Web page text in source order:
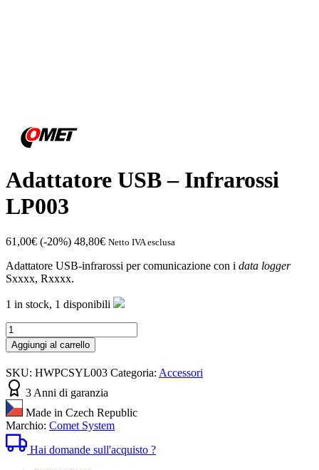
Adattatore USB – Infrarossi
LP003
61,00€ (-20%) 48,80€ Netto IVA esclusa
Adattatore USB-infrarossi per comunicazione con i data logger
Sxxxx, Rxxxx.
1 in stock, 1 disponibili
Adattatore
USB
-
Infrarossi
LP003
quantità
Aggiungi al carrello
SKU: HWPCSYL003 Categoria: Accessori
3 Anni di garanzia
Made in Czech Republic
Marchio: Comet System
Hai domande sull'acquisto ?